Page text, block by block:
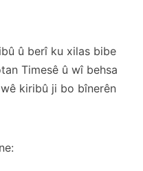
û berî ku xilas bibe
Timesê û wî behsa
kiribû ji bo bînerên